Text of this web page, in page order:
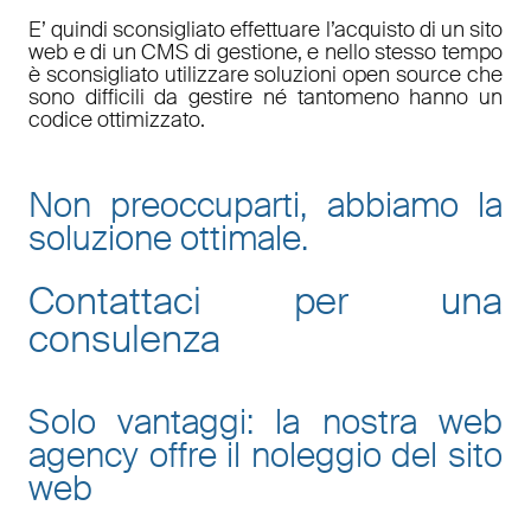
E’ quindi sconsigliato effettuare l’acquisto di un sito
web e di un CMS di gestione, e nello stesso tempo
è sconsigliato utilizzare soluzioni open source che
sono difficili da gestire né tantomeno hanno un
codice ottimizzato.
Non preoccuparti, abbiamo la
soluzione ottimale.
Contattaci per una
consulenza
Solo vantaggi: la nostra web
agency offre il noleggio del sito
web